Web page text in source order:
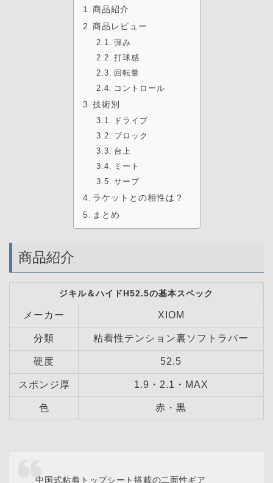
商品紹介
商品レビュー
弾み
打球感
回転量
コントロール
技術別
ドライブ
ブロック
台上
ミート
サーブ
ラケットとの相性は？
まとめ
商品紹介
ジキル＆ハイドH52.5の基本スペック
メーカー XIOM
分類 粘着性テンション裏ソフトラバー
硬度 52.5
スポンジ厚 1.9・2.1・MAX
色 赤・黒
中国式粘着トップシート搭載の二面性ギア